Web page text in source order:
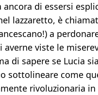
di essersi
lazzaretto, è
a
averne viste le
di sapere se Lucia
sottolineare come
rivoluzionaria